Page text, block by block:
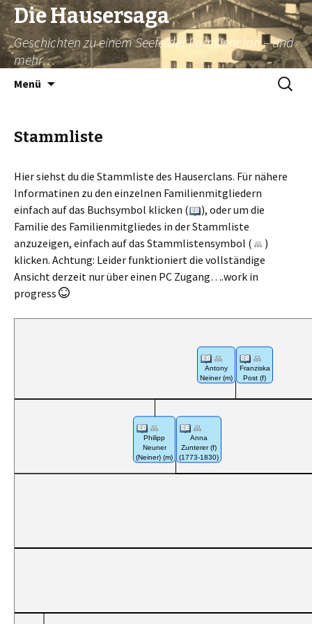
Die Hausersaga
Geschichten zu einem Seefelder Familienclan – und
mehr…
Menü
Suche
nach:
Stammliste
Hier siehst du die Stammliste des Hauserclans. Für nähere
Informatinen zu den einzelnen Familienmitgliedern
einfach auf das Buchsymbol klicken (
), oder um die
Familie des Familienmitgliedes in der Stammliste
anzuzeigen, einfach auf das Stammlistensymbol (
)
klicken. Achtung: Leider funktioniert die vollständige
Ansicht derzeit nur über einen PC Zugang….work in
progress
Antony
Neiner (m)
Franziska
Post (f)
Philipp
Neuner
(Neiner) (m)
Anna
Zunterer (f)
(1773-1830)